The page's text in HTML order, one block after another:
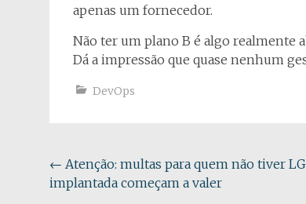
apenas um fornecedor.
Não ter um plano B é algo realmente
Dá a impressão que quase nenhum
DevOps
Navegação
do
← Atenção: multas para quem não tiver
implantada começam a valer